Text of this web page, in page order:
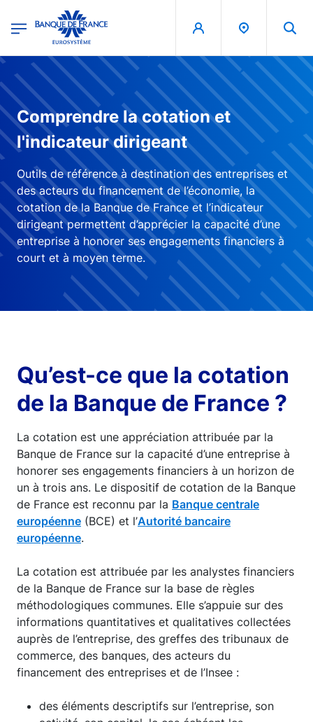
Banque de France - Menu Principal
Comprendre la cotation et
l'indicateur dirigeant
Outils de référence à destination des entreprises et
des acteurs du financement de l’économie, la
cotation de la Banque de France et l’indicateur
dirigeant permettent d’apprécier la capacité d’une
entreprise à honorer ses engagements financiers à
court et à moyen terme.
Qu’est-ce que la cotation
de la Banque de France ?
La cotation est une appréciation attribuée par la
Banque de France sur la capacité d’une entreprise à
honorer ses engagements financiers à un horizon de
un à trois ans. Le dispositif de cotation de la Banque
de France est reconnu par la Banque centrale
européenne (BCE) et l’Autorité bancaire
européenne.
La cotation est attribuée par les analystes financiers
de la Banque de France sur la base de règles
méthodologiques communes. Elle s’appuie sur des
informations quantitatives et qualitatives collectées
auprès de l’entreprise, des greffes des tribunaux de
commerce, des banques, des acteurs du
financement des entreprises et de l’Insee :
des éléments descriptifs sur l’entreprise, son